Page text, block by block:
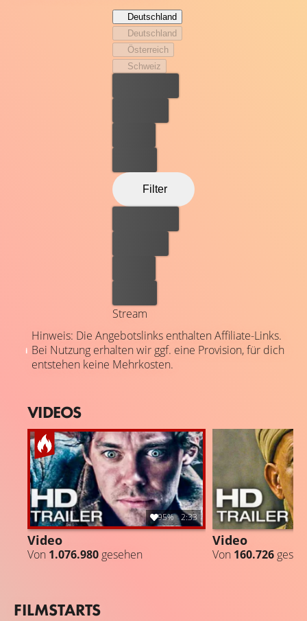
Taschenspielertricks auch die Grundlagen der
mittelalterlichen Heilkunde nahebringt. Um seiner
Bestimmung zu folgen, begibt Rob sich auf eine magische
Reise ins persische Isfahan. Dort lässt er sich von dem
berühmten Universalgelehrten Ibn Sina (Ben Kingsley)
Deutschland
Deutschland
Österreich
Schweiz
Filter
Stream
Hinweis: Die Angebotslinks enthalten Affiliate-Links.
Bei Nutzung erhalten wir ggf. eine Provision, für dich
entstehen keine Mehrkosten.
VIDEOS
95% 2:33
Video
Von 1.076.980 gesehen
Video
Von 160.726
FILMSTARTS